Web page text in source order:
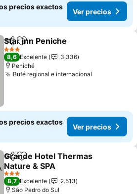
precios exactos
Ver precios
CompartirAgregar a favoritos
Star inn Peniche
3 Estrellas
8,6 Excelente
3.336
Peniché
Bufé regional e internacional
precios exactos
Ver precios
CompartirAgregar a favoritos
Grande Hotel Thermas
Nature & SPA
3 Estrellas
8,7 Excelente
2.513
São Pedro do Sul